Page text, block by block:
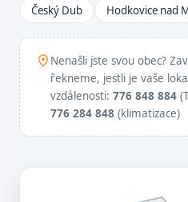
Český Dub
Hodkovice nad
Nenašli jste svou obec?
řekneme, jestli je vaše
vzdálenosti: 776 848 884
776 284 848 (klimatizace)